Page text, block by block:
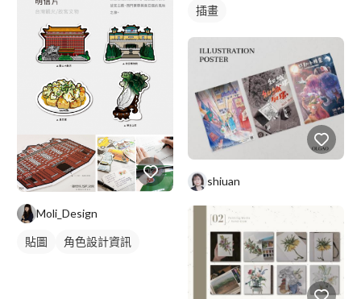
Moli_Design
貼圖 角色設計資訊
插畫
shiuan